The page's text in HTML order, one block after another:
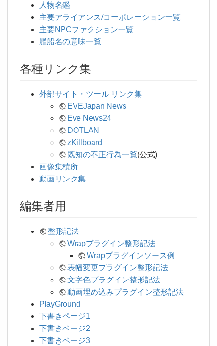
人物名鑑
主要アライアンス/コーポレーション一覧
主要NPCファクション一覧
艦船名の意味一覧
各種リンク集
外部サイト・ツール リンク集
EVEJapan News
Eve News24
DOTLAN
zKillboard
既知の不正行為一覧(公式)
画像集積所
動画リンク集
編集者用
整形記法
Wrapプラグイン整形記法
Wrapプラグインソース例
表幅変更プラグイン整形記法
文字色プラグイン整形記法
動画埋め込みプラグイン整形記法
PlayGround
下書きページ1
下書きページ2
下書きページ3